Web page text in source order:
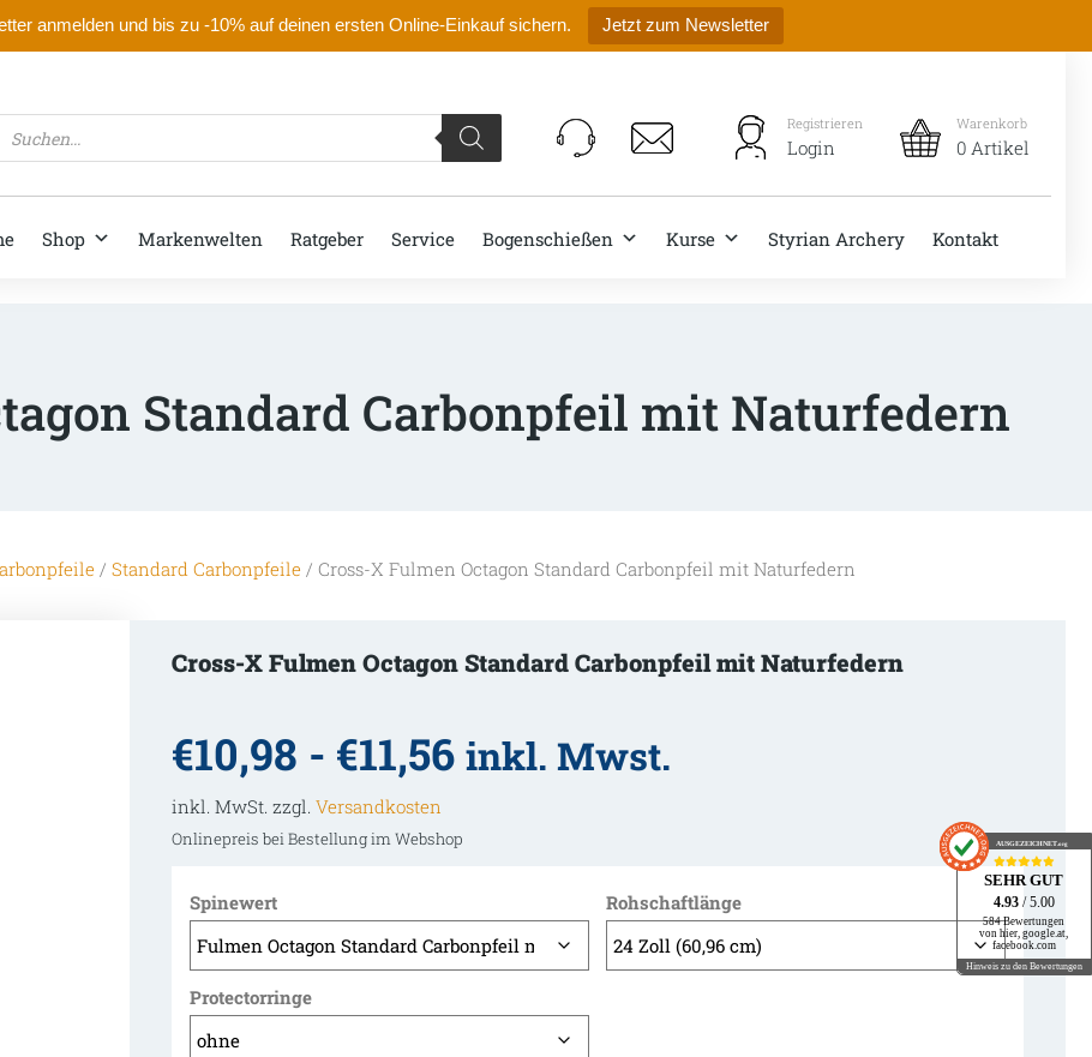
anmelden und bis zu -10% auf deinen ersten Online-Einkauf sichern. Jetzt zum Newsletter
search
Registrieren
Login
Warenkorb
0 Artikel
Shop Markenwelten Ratgeber Service Bogenschießen Kurse Styrian Archery Kontakt
Standard Carbonpfeil mit Naturfedern
/ Standard Carbonpfeile / Cross-X Fulmen Octagon Standard Carbonpfeil mit Naturfedern
Cross-X Fulmen Octagon Standard Carbonpfeil mit Naturfedern
€10,98 - €11,56 inkl. Mwst.
inkl. MwSt. zzgl. Versandkosten
Onlinepreis bei Bestellung im Webshop
Spinewert Rohschaftlänge
Protectorringe
AUSGEZEICHNET.org
SEHR GUT
4.93 / 5.00
584 Bewertungen
von hier, google.at,
facebook.com
Hinweis zu den Bewertungen